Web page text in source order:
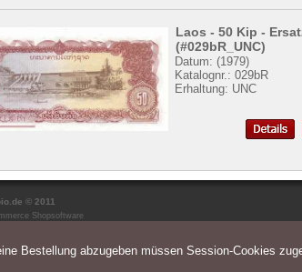
Laos - 50 Kip -
(#029bR_UNC)
Datum: (1979)
Katalognr.: 029bR
Erhaltung: UNC
© 2011
Shopsoftware
Bestellung abzugeben müssen Session-Cookies